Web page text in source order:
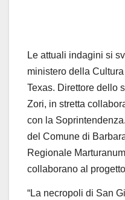
Le attuali indagini si
ministero della
Texas. Direttore dello
Zori, in stretta
con la
del Comune di
Regionale Marturanum
collaborano al
“La necropoli di San